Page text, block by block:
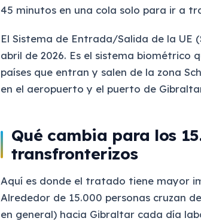
45 minutos en una cola solo para ir a
El Sistema de Entrada/Salida de la UE
abril de 2026. Es el sistema biométrico
países que entran y salen de la zona
en el aeropuerto y el puerto de
Qué cambia para los
transfronterizos
Aquí es donde el tratado tiene mayor
Alrededor de 15.000 personas cruzan
en general) hacia Gibraltar cada día